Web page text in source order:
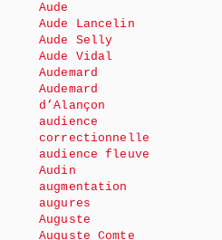
Aude
Aude Lancelin
Aude Selly
Aude Vidal
Audemard
Audemard
d’Alançon
audience
correctionnelle
audience fleuve
Audin
augmentation
augures
Auguste
Auguste Comte